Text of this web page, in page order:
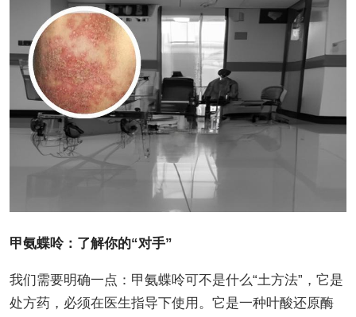
甲氨蝶呤：了解你的“对手”
我们需要明确一点：甲氨蝶呤可不是什么“土方法”，它是
处方药，必须在医生指导下使用。它是一种叶酸还原酶